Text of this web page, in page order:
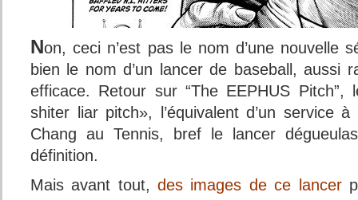
Non, ceci n’est pas le nom d’une nouvelle
bien le nom d’un lancer de baseball, aussi
efficace. Retour sur “The EEPHUS
shiter liar pitch», l’équivalent d’un service
Chang au Tennis, bref le lancer
définition.
Mais avant tout,des images de ce lancer